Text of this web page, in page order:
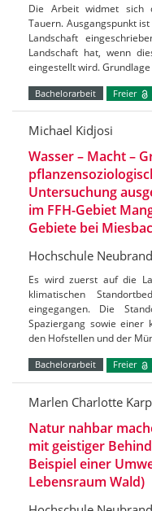
Die Arbeit widmet sich
Tauern. Ausgangspunkt
Landschaft
Landschaft hat, wenn
eingestellt wird.
Bachelorarbeit Freier
Michael Kidjosi
Wasser – Macht –
Untersuchung
im FFH-Gebiet
Gebiete bei
Hochschule
Es wird zuerst auf die
klimatischen
eingegangen. Die
Spaziergang sowie einer
den Hofstellen und der
Bachelorarbeit Freier
Marlen Charlotte Karp
Natur nahbar
mit geistiger
Beispiel einer
Lebensraum Wald)